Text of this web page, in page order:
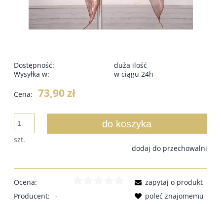
Dostępność:
duża ilość
Wysyłka w:
w ciągu 24h
Cena: 73,90 zł
szt.
do koszyka
dodaj do przechowalni
Ocena:
Producent:
-
zapytaj o produkt
poleć znajomemu